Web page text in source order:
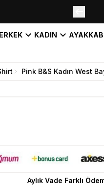
ERKEK KADIN
Pink B&S Kadın West
Aylık Vade Farklı